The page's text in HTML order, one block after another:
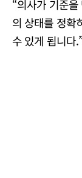
“의사가 기준
의 상태를 정확
수 있게 됩니다